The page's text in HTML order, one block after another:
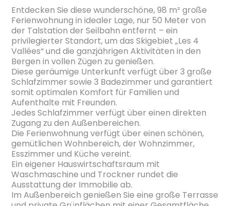
Entdecken Sie diese wunderschöne, 98 m² große
Ferienwohnung in idealer Lage, nur 50 Meter von
der Talstation der Seilbahn entfernt – ein
privilegierter Standort, um das Skigebiet „Les 4
Vallées“ und die ganzjährigen Aktivitäten in den
Bergen in vollen Zügen zu genießen.
Diese geräumige Unterkunft verfügt über 3 große
Schlafzimmer sowie 3 Badezimmer und garantiert
somit optimalen Komfort für Familien und
Aufenthalte mit Freunden.
Jedes Schlafzimmer verfügt über einen direkten
Zugang zu den Außenbereichen.
Die Ferienwohnung verfügt über einen schönen,
gemütlichen Wohnbereich, der Wohnzimmer,
Esszimmer und Küche vereint.
Ein eigener Hauswirtschaftsraum mit
Waschmaschine und Trockner rundet die
Ausstattung der Immobilie ab.
Im Außenbereich genießen Sie eine große Terrasse